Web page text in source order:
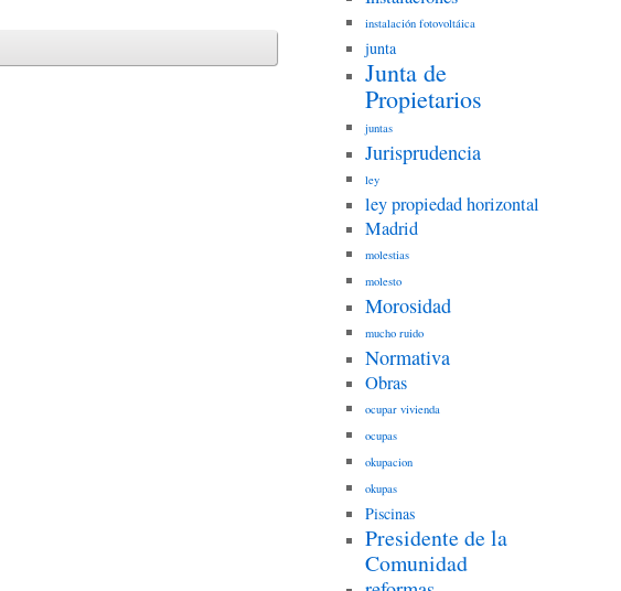
instalación fotovoltáica
junta
Junta de
Propietarios
juntas
Jurisprudencia
ley
ley propiedad horizontal
Madrid
molestias
molesto
Morosidad
mucho ruido
Normativa
Obras
ocupar vivienda
ocupas
okupacion
okupas
Piscinas
Presidente de la
Comunidad